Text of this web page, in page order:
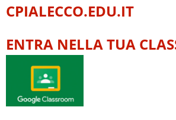
CPIALECCO.EDU.IT
ENTRA NELLA TUA